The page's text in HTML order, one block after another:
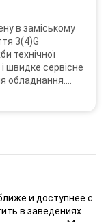
в заміському
3(4)G
технічної
обладнання.
прийняте
star
и доступнее с
в заведениях